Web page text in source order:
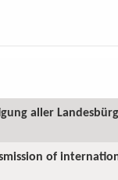
aller
of